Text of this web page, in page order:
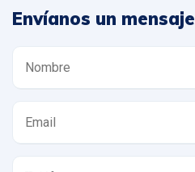
Envíanos un mensaje